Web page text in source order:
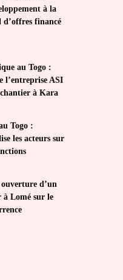
à la
d’offres financé
au Togo :
l’entreprise ASI
à Kara
Togo :
les acteurs sur
d’un
à Lomé sur le